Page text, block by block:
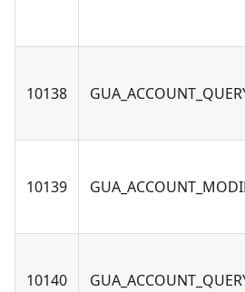
10138
10139
10140